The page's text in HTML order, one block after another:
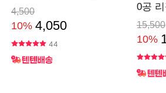
4,500
10% 4,050
44
0공
15,500
10%